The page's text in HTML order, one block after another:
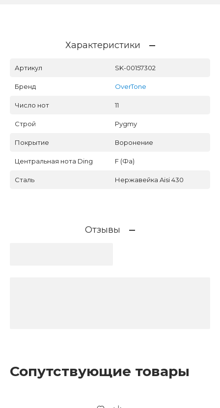
Характеристики
Артикул SK-00157302
Бренд OverTone
Число нот 11
Строй Pygmy
Покрытие Воронение
Центральная нота Ding F (Фа)
Сталь Нержавейка Aisi 430
Отзывы
Сопутствующие товары